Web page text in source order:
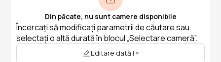
Din păcate, nu sunt camere disponibile
Încercați să modificați parametrii de căutare sau
selectați o altă durată în blocul „Selectare cameră”.
Editare dată | ×